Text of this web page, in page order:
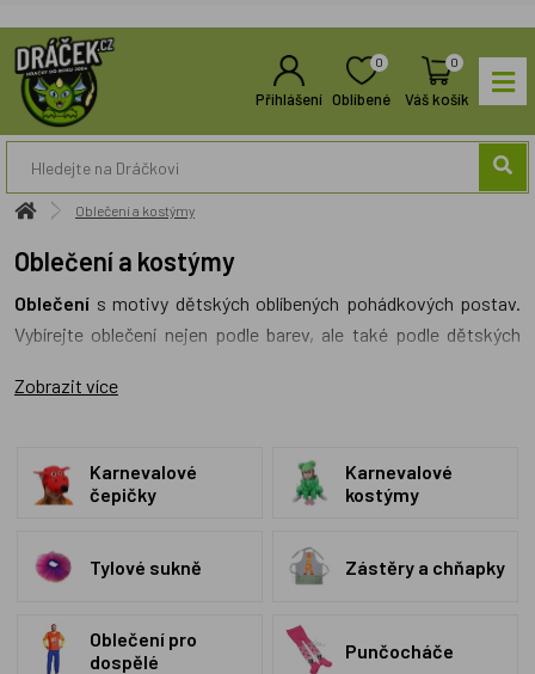
Přihlášení
0
Oblíbené
0
Váš košík
Oblečení a kostýmy
Oblečení a kostýmy
Oblečení s motivy dětských oblíbených pohádkových postav.
Vybírejte oblečení nejen podle barev, ale také podle dětských
vystoupení v baletu, se skvěle hodí dětské
školní zástěry
umazání oblečení od vodovek a fixek.Zástěryocení i všechny
dostupné ve všech možných variantách povolání i zvířat mohou
doplnit speciální karnevalové čepičky
. Karnevalové čepičky
přimalovat obličej dítěte.
Zobrazit více
Karnevalové
čepičky
Karnevalové
kostýmy
Tylové sukně Zástěry a chňapky
Oblečení pro
dospělé
Punčocháče